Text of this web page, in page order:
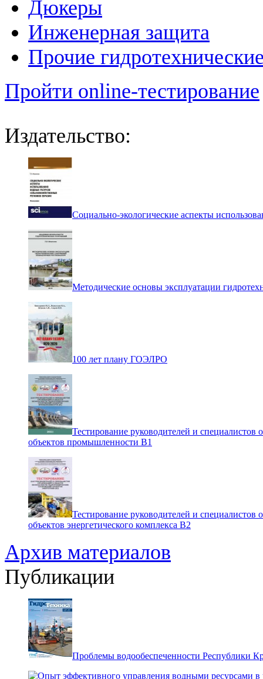
Дюкеры
Инженерная защита
Прочие
Пройти online-тестирование
Издательство:
Социально-экологические аспекты
Методические основы эксплуатации
100 лет плану ГОЭЛРО
Тестирование руководителей и специалистов
объектов промышленности В1
Тестирование руководителей и специалистов
объектов энергетического комплекса В2
Архив материалов
Публикации
Проблемы водообеспеченности Республики